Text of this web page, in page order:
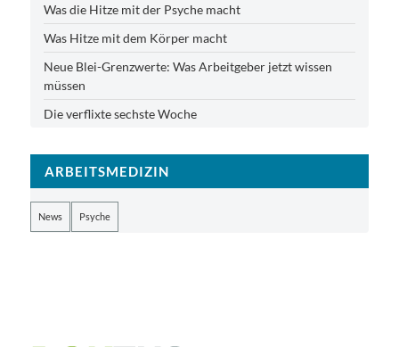
Was die Hitze mit der Psyche macht
Was Hitze mit dem Körper macht
Neue Blei-Grenzwerte: Was Arbeitgeber jetzt wissen
müssen
Die verflixte sechste Woche
ARBEITSMEDIZIN
News Psyche